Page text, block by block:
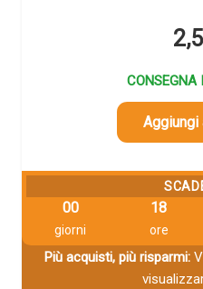
CONSEGNA
Aggiungi
00
giorni
18
ore
Più acquisti, più risparmi: